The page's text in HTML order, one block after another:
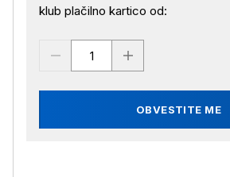
klub plačilno kartico od:
OBVESTITE ME